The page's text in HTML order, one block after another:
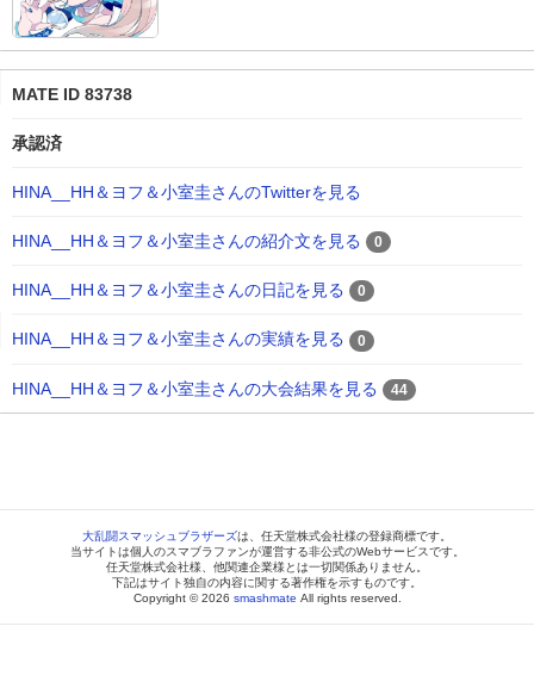
MATE ID 83738
承認済
HINA__HH＆ヨフ＆小室圭さんのTwitterを見る
HINA__HH＆ヨフ＆小室圭さんの紹介文を見る 0
HINA__HH＆ヨフ＆小室圭さんの日記を見る 0
HINA__HH＆ヨフ＆小室圭さんの実績を見る 0
HINA__HH＆ヨフ＆小室圭さんの大会結果を見る 44
大乱闘スマッシュブラザーズは、任天堂株式会社様の登録商標です。
当サイトは個人のスマブラファンが運営する非公式のWebサービスです。
任天堂株式会社様、他関連企業様とは一切関係ありません。
下記はサイト独自の内容に関する著作権を示すものです。
Copyright © 2026 smashmate All rights reserved.